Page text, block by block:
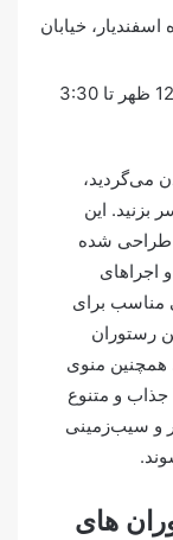
اسفندیار، خیابان
همه روزه از 8 تا 11 صبح / 12 ظهر تا 3:30
می‌گردید،
بزنید. این
طراحی شده
اجراهای
مناسب برای
رستوران
همچنین منوی
و متنوع
و سیب‌زمینی
های